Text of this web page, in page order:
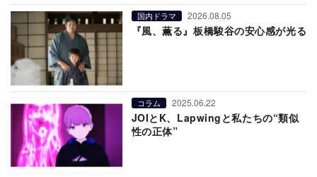
国内ドラマ 2026.08.05
『風、薫る』板橋駿谷の安心感が光る
コラム 2025.06.22
JOIとK、Lapwingと私たちの“類似
性の正体”